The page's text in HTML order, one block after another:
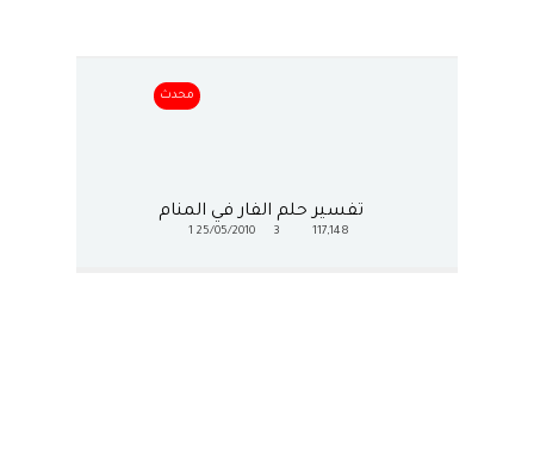
محدث
تفسير حلم الفار في المنام
117,148
25/05/2010
1